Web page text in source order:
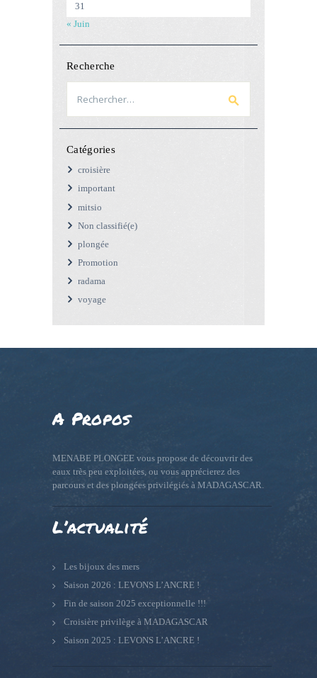
31
« Juin
Recherche
Catégories
croisière
important
mitsio
Non classifié(e)
plongée
Promotion
radama
voyage
A Propos
MENABE PLONGEE vous propose de découvrir des
eaux très peu exploitées, ou vous apprécierez des
parcours et des plongées privilégiés à MADAGASCAR.
L’actualité
Les bijoux des mers
Saison 2026 : LEVONS L’ANCRE !
Fin de saison 2025 exceptionnelle !!!
Croisière privilège à MADAGASCAR
Saison 2025 : LEVONS L’ANCRE !